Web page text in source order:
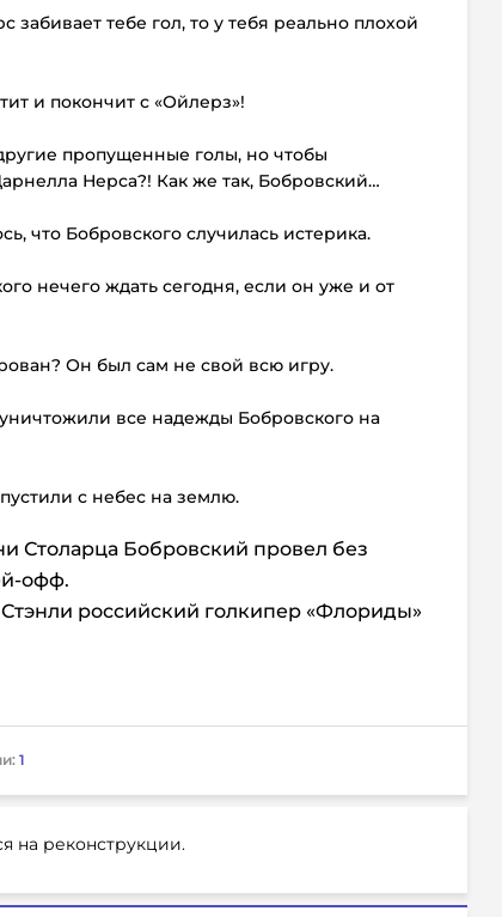
тебе гол, то у тебя реально плохой
и покончит с «Ойлерз»!
пропущенные голы, но чтобы
Нерса?! Как же так, Бобровский…
что Бобровского случилась истерика.
нечего ждать сегодня, если он уже и от
Он был сам не свой всю игру.
все надежды Бобровского на
с небес на землю.
Столарца Бобровский провел без
офф.
российский голкипер «Флориды»
1
на реконструкции.